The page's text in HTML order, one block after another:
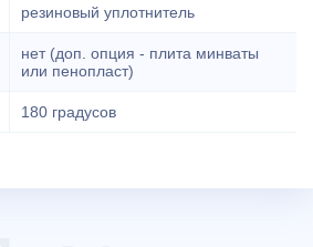
резиновый уплотнитель
нет (доп. опция - плита минваты
или пенопласт)
180 градусов